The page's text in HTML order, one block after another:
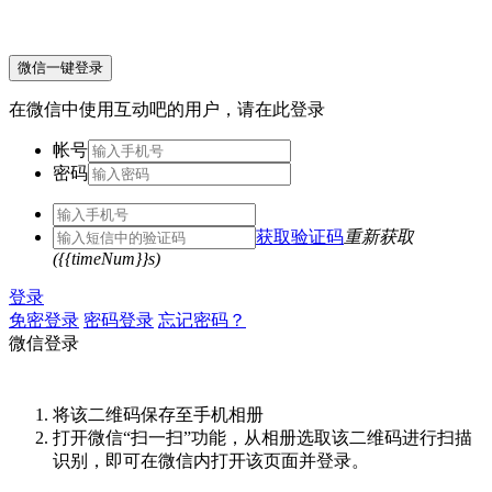
微信一键登录
在微信中使用互动吧的用户，请在此登录
帐号
密码
获取验证码重新获取
({{timeNum}}s)
登录
免密登录 密码登录 忘记密码？
微信登录
将该二维码保存至手机相册
打开微信“扫一扫”功能，从相册选取该二维码进行扫描
识别，即可在微信内打开该页面并登录。